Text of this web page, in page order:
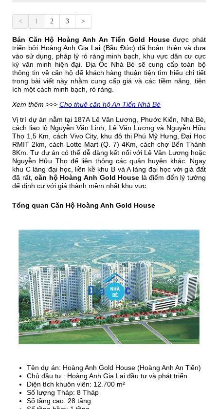
< 1 2 3 >
Bán Căn Hộ Hoàng Anh An Tiến Gold Houseđược phát
triển bởi Hoàng Anh Gia Lai (Bầu Đức) đã hoàn thiện và đưa
vào sử dụng, pháp lý rỏ ràng minh bạch, khu vực dân cư cực
kỳ văn minh hiện đại. Địa Ốc Nhà Bè sẽ cung cấp toàn bộ
thông tin về căn hộ để khách hàng thuận tiện tìm hiểu chi tiết
trong bài viết này nhằm cung cấp giá và các tiềm năng, tiện
ích một cách minh bạch, rỏ ràng.
Xem thêm >>> Cho thuê căn hộ An Tiến Nhà Bè
Vị trí dự án nằm tại 187A Lê Văn Lương, Phước Kiển, Nhà Bè,
cách liao lộ Nguyễn Văn Linh, Lê Văn Lương và Nguyễn Hữu
Thọ 1,5 Km, cách Vivo City, khu đô thị Phú Mỹ Hưng, Đại Học
RMIT 2km, cách Lotte Mart (Q. 7) 4Km, cách chợ Bến Thành
8Km. Tư dự án có thể dễ dàng kết nối với Lê Văn Lương hoặc
Nguyễn Hữu Thọ để liên thông các quận huyện khác. Ngay
khu C làng đại học, liền kề khu B và A làng đại học với giá đất
đã rất,căn hộ Hoàng Anh Gold House là điểm đến lý tưởng
để định cư với giá thành mềm nhất khu vực.
Tổng quan Căn Hộ Hoàng Anh Gold House
Tên dự án: Hoàng Anh Gold House (Hoàng Anh An Tiến)
Chủ đầu tư : Hoàng Anh Gia Lai đầu tư và phát triển
Diện tích khuôn viên: 12.700 m²
Số lượng Tháp: 8 Tháp
Số tầng cao: 28 tầng